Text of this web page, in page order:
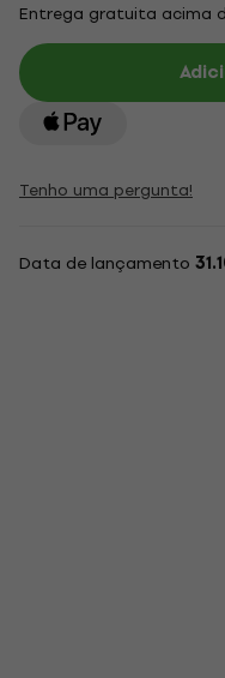
Entrega gratuita acima
Tenho uma pergunta!
Data de lançamento